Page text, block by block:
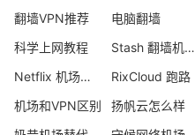
翻墙VPN推荐
电脑翻墙
科学上网教程
Stash 翻墙机场推荐
Netflix 机场推荐
RixCloud 跑路
机场和VPN区别
扬帆云怎么样